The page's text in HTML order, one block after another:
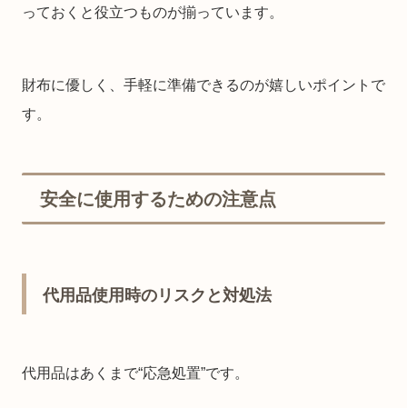
っておくと役立つものが揃っています。
財布に優しく、手軽に準備できるのが嬉しいポイントで
す。
安全に使用するための注意点
代用品使用時のリスクと対処法
代用品はあくまで“応急処置”です。